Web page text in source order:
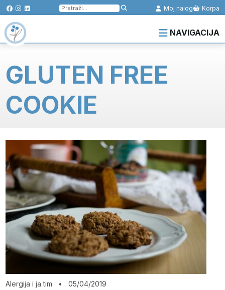
Pretraga
za:
Moj nalog Korpa
NAVIGACIJA
GLUTEN FREE
COOKIE
Alergija i ja tim •05/04/2019